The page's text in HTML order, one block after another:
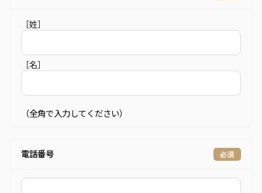
［姓］
［名］
（全角で入力してください）
電話番号